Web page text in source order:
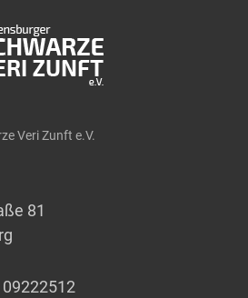
Veri Zunft e.V.
81